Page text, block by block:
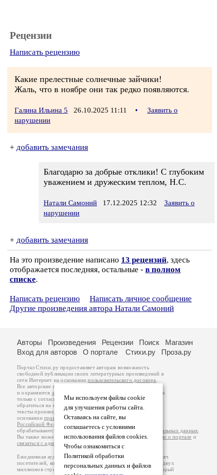
Рецензии
Написать рецензию
Какие прелестные солнечные зайчики!
Жаль, что в ноябре они так редко появляются.
Галина Ильина 5 26.10.2025 11:11 •
Заявить о
нарушении
+ добавить замечания
Благодарю за добрые отклики! С глубоким
уважением и дружеским теплом, Н.С.
Натали Самоний 17.12.2025 12:32
Заявить о
нарушении
+ добавить замечания
На это произведение написано 13 рецензий, здесь
отображается последняя, остальные - в полном
списке.
Написать рецензию
Написать личное сообщение
Другие произведения автора Натали Самоний
Мы используем файлы cookie
для улучшения работы сайта.
Оставаясь на сайте, вы
соглашаетесь с условиями
использования файлов cookies.
Чтобы ознакомиться с
Политикой обработки
персональных данных и файлов
Авторы Произведения Рецензии Поиск
Магазин
Вход для авторов
О портале Стихи.ру Проза.ру
Портал Стихи.ру предоставляет авторам возможность
свободной публикации своих литературных произведений в
сети Интернет на основаниипользовательского договора
Все авторские права на произведения принадлежат авторам
и охраняются законом
. Перепечатка произведений возможна
только с согласия его автора, к которому вы можете
обратиться на его авторской странице. Ответственность за
тексты произведений авторы несут самостоятельно на
основанииправил публикацииизаконодательства
Российской Федерации
обрабатываются на основанииПолитики обработки персональных данных
Вы также можете посмотреть более подробнуюинформацию о портале и
связаться с администрацией
Ежедневная аудитория портала Стихи.ру – порядка 200 тысяч
посетителей, которые в общей сумме просматривают более двух
миллионов страниц по данным счетчика посещаемости, который